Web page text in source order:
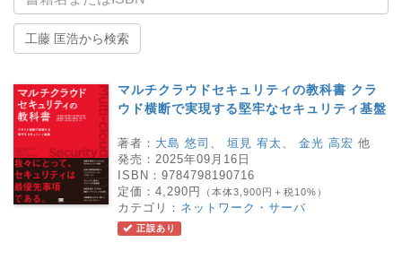
工藤 匡浩から検索
マルチクラウドセキュリティの教科書 クラ
ウド横断で実現する堅牢なセキュリティ基盤
著者： 大島 悠司 垣見 宥太 金光 高宏 他
発売： 2025年09月16日
ISBN： 9784798190716
定価： 4,290円 （本体3,900円＋税10%）
カテゴリ： ネットワーク・サーバ
正誤あり